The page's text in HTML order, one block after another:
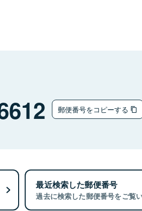
郵便番号をコピーする
最近検索した郵便番号
過去に検索した郵便番号をご覧